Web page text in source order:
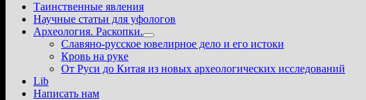
Таинственные явления
Научные статьи для уфологов
Археология. Раскопки.
Показать
подменю
Славяно-русское ювелирное дело и его истоки
Кровь на руке
От Руси до Китая из новых археологических исследований
Lib
Написать нам